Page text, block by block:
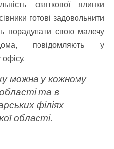
святкової ялинки
готові задовольнити
порадувати свою малечу
повідомляють у
можна у кожному
області та в
філіях
області.